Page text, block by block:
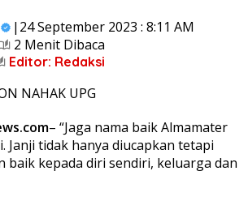
|24 September 2023 : 8:11 AM
2 Menit Dibaca
Editor: Redaksi
– “Jaga nama baik Almamater
Janji tidak hanya diucapkan tetapi
baik kepada diri sendiri, keluarga dan